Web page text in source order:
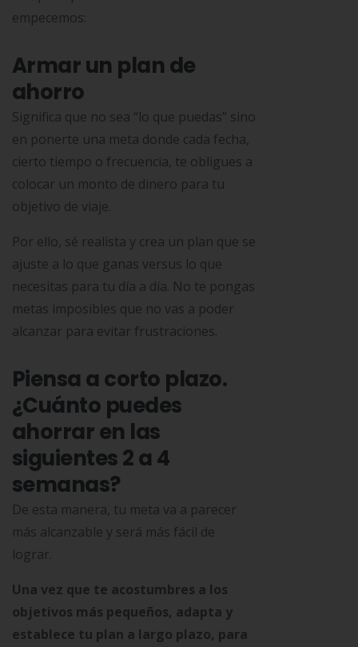
empecemos:
Armar un plan de
ahorro
Significa que no sea “lo que puedas” sino
en ponerte una meta donde cada fecha,
cierto tiempo o frecuencia, te obligues a
colocar un monto de dinero para tu
objetivo de viaje.
Por ello, sé realista y crea un plan que se
ajuste a lo que ganas versus lo que
necesitas para tu día a día. No te pongas
metas imposibles que no vas a poder
alcanzar para evitar frustraciones.
Piensa a corto plazo.
¿Cuánto puedes
ahorrar en las
siguientes 2 a 4
semanas?
De esta manera, tu meta va a parecer
más alcanzable y será más fácil de
lograr.
Una vez que te acostumbres a los
objetivos más pequeños, adapta y
establece tu plan a largo plazo, para